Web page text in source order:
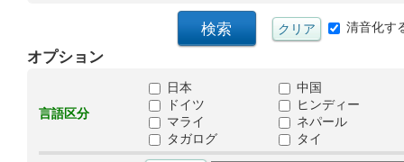
清音化す
オプション
言語区分
日本
中国
ドイツ
ヒンディー
マライ
ネパール
タガログ
タイ